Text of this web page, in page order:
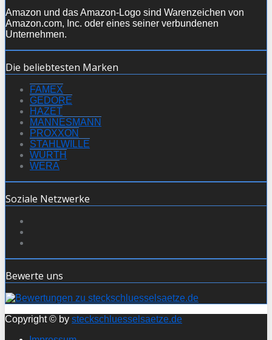
Amazon und das Amazon-Logo sind Warenzeichen von
Amazon.com, Inc. oder eines seiner verbundenen
Unternehmen.
Die beliebtesten Marken
FAMEX
GEDORE
HAZET
MANNESMANN
PROXXON
STAHLWILLE
WÜRTH
WERA
Soziale Netzwerke
Bewerte uns
Copyright © by steckschluesselsaetze.de